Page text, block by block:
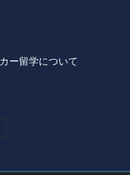
ー留学について